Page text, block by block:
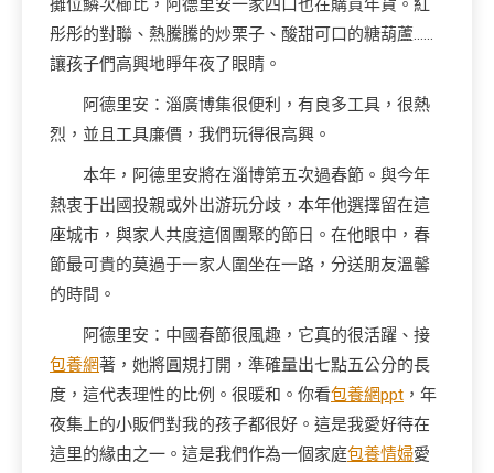
攤位鱗次櫛比，阿德里安一家四口也在購買年貨。紅
彤彤的對聯、熱騰騰的炒栗子、酸甜可口的糖葫蘆……
讓孩子們高興地睜年夜了眼睛。
阿德里安：淄廣博集很便利，有良多工具，很熱
烈，並且工具廉價，我們玩得很高興。
本年，阿德里安將在淄博第五次過春節。與今年
熱衷于出國投親或外出游玩分歧，本年他選擇留在這
座城市，與家人共度這個團聚的節日。在他眼中，春
節最可貴的莫過于一家人圍坐在一路，分送朋友溫馨
的時間。
阿德里安：中國春節很風趣，它真的很活躍、接
包養網著，她將圓規打開，準確量出七點五公分的長
度，這代表理性的比例。很暖和。你看包養網ppt ，年
夜集上的小販們對我的孩子都很好。這是我愛好待在
這里的緣由之一。這是我們作為一個家庭包養情婦愛